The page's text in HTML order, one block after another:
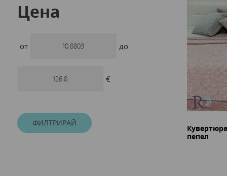
Цена
от до
€
ФИЛТРИРАЙ
пепел